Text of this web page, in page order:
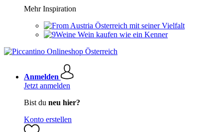
Mehr Inspiration
Österreich mit seiner Vielfalt
Wein kaufen wie ein Kenner
Anmelden
Jetzt anmelden
Bist du neu hier?
Konto erstellen